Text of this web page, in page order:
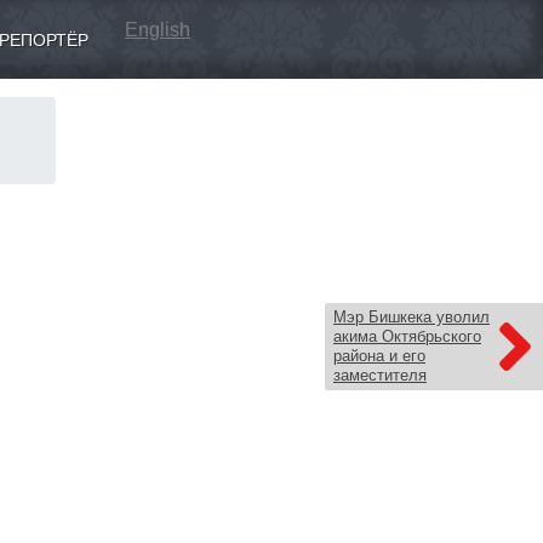
English
Мэр Бишкека уволил
акима Октябрьского
района и его
заместителя